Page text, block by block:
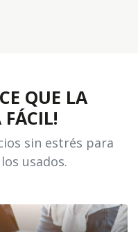
QUE LA
FÁCIL!
sin estrés para
usados.